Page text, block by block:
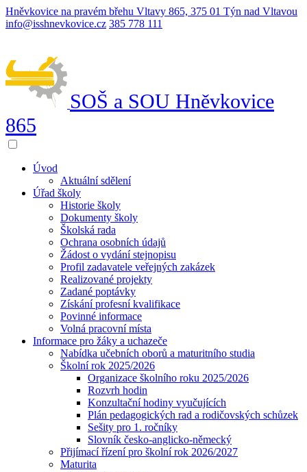
Hněvkovice na pravém břehu Vltavy 865, 375 01 Týn nad Vltavou
info@isshnevkovice.cz 385 778 111
SOŠ a SOU Hněvkovice
865
Úvod
Aktuální sdělení
Úřad školy
Historie školy
Dokumenty školy
Školská rada
Ochrana osobních údajů
Žádost o vydání stejnopisu
Profil zadavatele veřejných zakázek
Realizované projekty
Zadané poptávky
Získání profesní kvalifikace
Povinné informace
Volná pracovní místa
Informace pro žáky a uchazeče
Nabídka učebních oborů a maturitního studia
Školní rok 2025/2026
Organizace školního roku 2025/2026
Rozvrh hodin
Konzultační hodiny vyučujících
Plán pedagogických rad a rodičovských schůzek
Sešity pro 1. ročníky
Slovník česko-anglicko-německý
Přijímací řízení pro školní rok 2026/2027
Maturita